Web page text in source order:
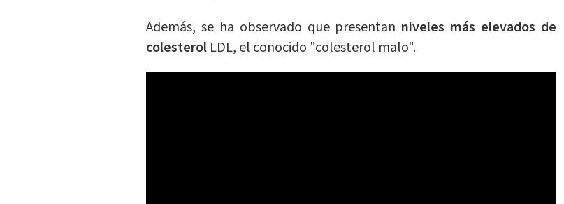
Además, se ha observado que presentan niveles más elevados de
colesterolLDL, el conocido "colesterol malo".